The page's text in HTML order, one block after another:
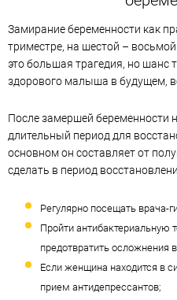
Замирание беременности как
триместре, на шестой –
это большая трагедия, но шанс
здорового малыша в будущем,
После замершей беременности
длительный период для
основном он составляет от
сделать в период
Регулярно посещать врача-
Пройти антибактериальную
предотвратить осложнения
Если женщина находится в
прием антидепрессантов;